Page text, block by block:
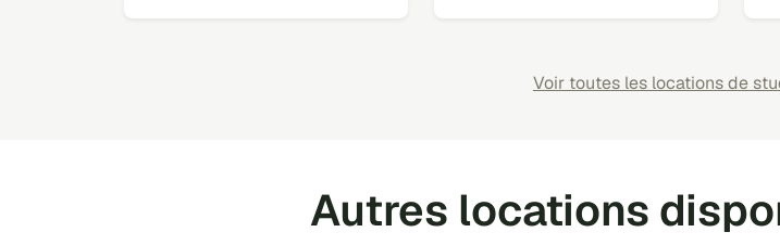
Voir toutes les locations de
Autres locations